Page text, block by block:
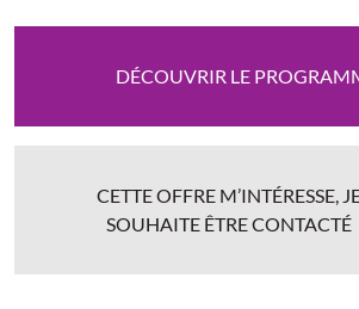
DÉCOUVRIR LE
CETTE OFFRE M’INTÉRESSE,
SOUHAITE ÊTRE CONTACTÉ